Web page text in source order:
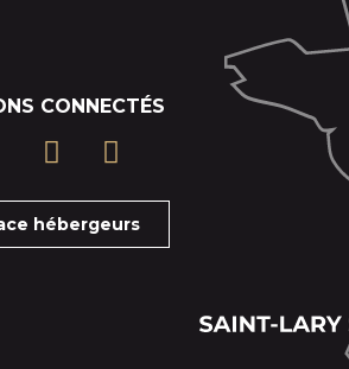
CONNECTÉS
hébergeurs